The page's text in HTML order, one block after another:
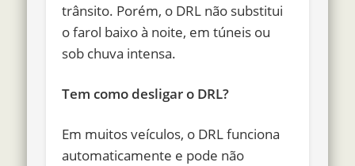
trânsito. Porém, o DRL não substitui
o farol baixo à noite, em túneis ou
sob chuva intensa.
Tem como desligar o DRL?
Em muitos veículos, o DRL funciona
automaticamente e pode não